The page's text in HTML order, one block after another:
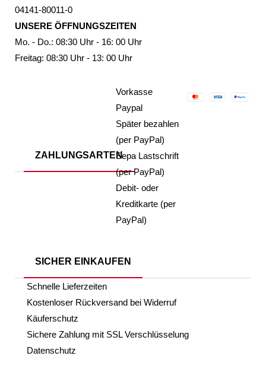
04141-80011-0
UNSERE ÖFFNUNGSZEITEN
Mo. - Do.: 08:30 Uhr - 16: 00 Uhr
Freitag: 08:30 Uhr - 13: 00 Uhr
ZAHLUNGSARTEN
Vorkasse
Paypal
Später bezahlen
(per PayPal)
Sepa Lastschrift
(per PayPal)
Debit- oder
Kreditkarte (per
PayPal)
SICHER EINKAUFEN
Schnelle Lieferzeiten
Kostenloser Rückversand bei Widerruf
Käuferschutz
Sichere Zahlung mit SSL Verschlüsselung
Datenschutz